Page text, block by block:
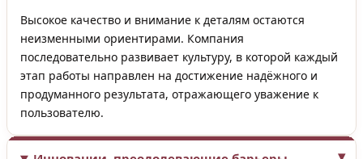
Высокое качество и внимание к деталям остаются
неизменными ориентирами. Компания
последовательно развивает культуру, в которой каждый
этап работы направлен на достижение надёжного и
продуманного результата, отражающего уважение к
пользователю.